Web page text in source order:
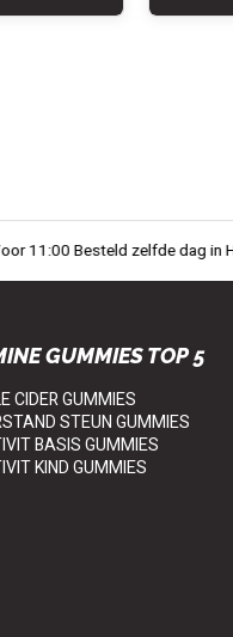
11:00 Besteld zelfde dag in
GUMMIES TOP 5
CIDER GUMMIES
STEUN GUMMIES
BASIS GUMMIES
KIND GUMMIES